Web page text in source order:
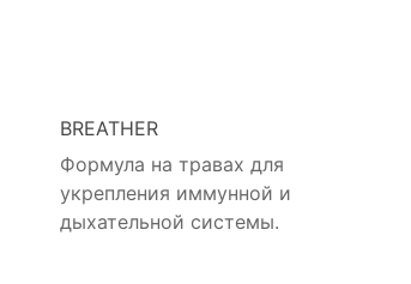
BREATHER
Формула на травах для
укрепления иммунной и
дыхательной системы.